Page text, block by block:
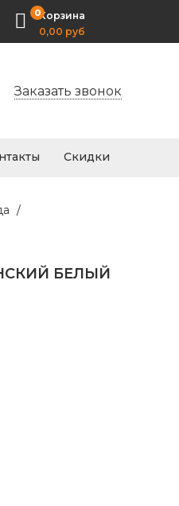
0Корзина
0,00 руб
Заказать звонок
Скидки
/
БЕЛЫЙ